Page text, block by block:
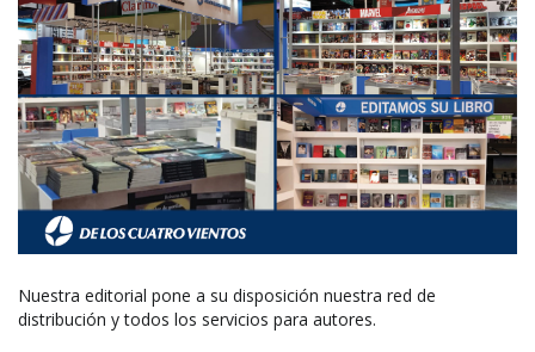
Nuestra editorial pone a su disposición nuestra red de
distribución y todos los servicios para autores.